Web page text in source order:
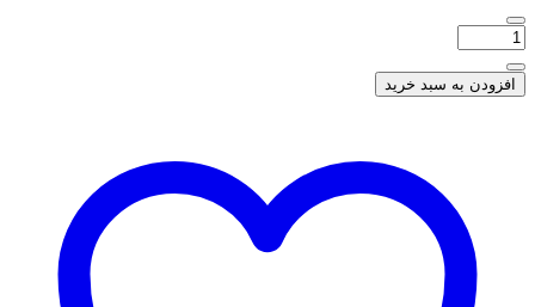
افزودن به سبد خرید